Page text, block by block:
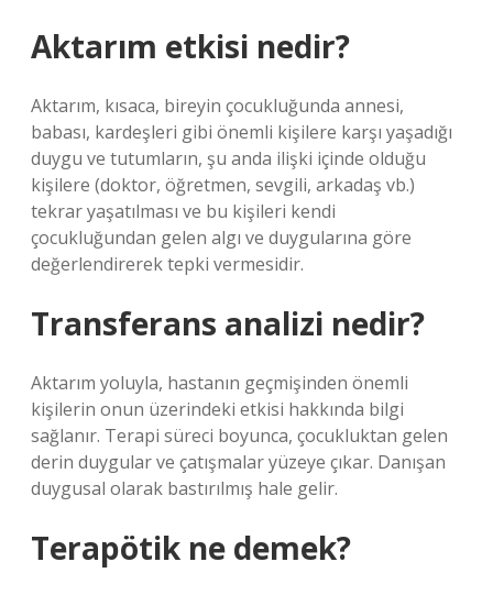
Aktarım etkisi nedir?
Aktarım, kısaca, bireyin çocukluğunda annesi,
babası, kardeşleri gibi önemli kişilere karşı yaşadığı
duygu ve tutumların, şu anda ilişki içinde olduğu
kişilere (doktor, öğretmen, sevgili, arkadaş vb.)
tekrar yaşatılması ve bu kişileri kendi
çocukluğundan gelen algı ve duygularına göre
değerlendirerek tepki vermesidir.
Transferans analizi nedir?
Aktarım yoluyla, hastanın geçmişinden önemli
kişilerin onun üzerindeki etkisi hakkında bilgi
sağlanır. Terapi süreci boyunca, çocukluktan gelen
derin duygular ve çatışmalar yüzeye çıkar. Danışan
duygusal olarak bastırılmış hale gelir.
Terapötik ne demek?